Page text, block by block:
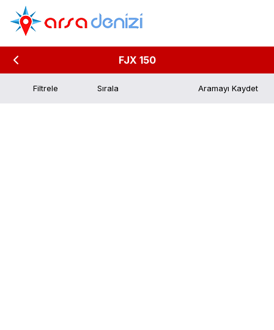
FJX 150
Filtrele Aramayı Kaydet